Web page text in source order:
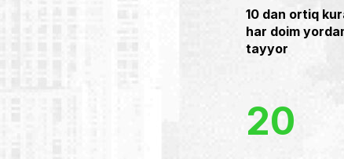
10 dan ortiq
har doim
tayyor
20